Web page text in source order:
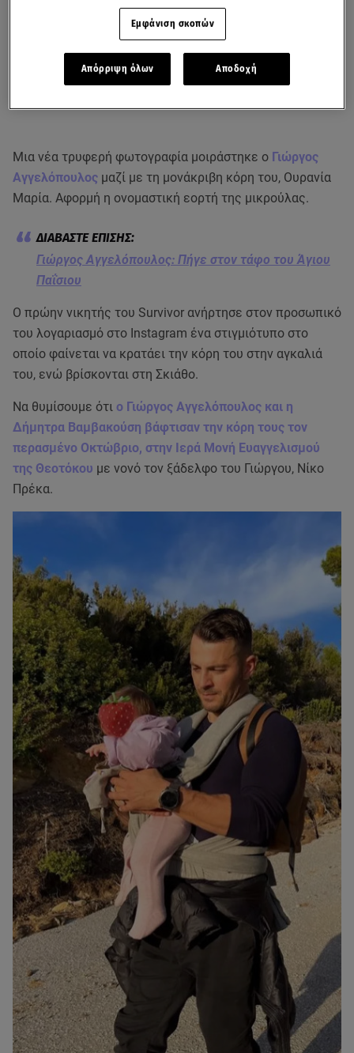
Μια νέα τρυφερή φωτογραφία μοιράστηκε ο Γιώργος
Αγγελόπουλος μαζί με τη μονάκριβη κόρη του, Ουρανία
Μαρία. Αφορμή η ονομαστική εορτή της μικρούλας.
Γιώργος Αγγελόπουλος: Πήγε στον τάφο του Άγιου
Παΐσιου
Ο πρώην νικητής του Survivor ανήρτησε στον προσωπικό
του λογαριασμό στο Instagram ένα στιγμιότυπο στο
οποίο φαίνεται να κρατάει την κόρη του στην αγκαλιά
του, ενώ βρίσκονται στη Σκιάθο.
Να θυμίσουμε ότι ο Γιώργος Αγγελόπουλος και η
Δήμητρα Βαμβακούση βάφτισαν την κόρη τους τον
περασμένο Οκτώβριο, στην Ιερά Μονή Ευαγγελισμού
της Θεοτόκου με νονό τον ξάδελφο του Γιώργου, Νίκο
Πρέκα.
Εμφάνιση σκοπών
Απόρριψη όλων Αποδοχή